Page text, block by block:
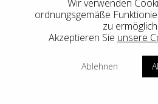
Wir verwenden
ordnungsgemäße
zu
Akzeptieren Sie unsere
Ablehnen